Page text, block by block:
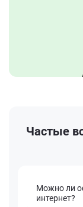
Частые
Можно ли
интернет?